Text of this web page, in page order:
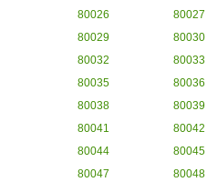
80026
80027
80029
80030
80032
80033
80035
80036
80038
80039
80041
80042
80044
80045
80047
80048